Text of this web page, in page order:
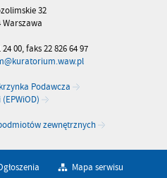
32
Warszawa
00, faks 22 826 64 97
Podawcza
(EPWiOD)
zewnętrznych
Mapa serwisu